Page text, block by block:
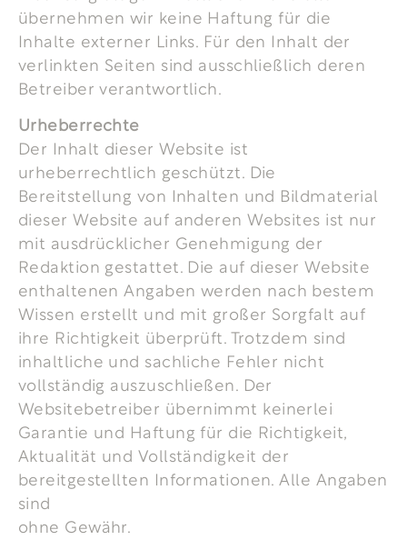
übernehmen wir keine Haftung für die
Inhalte externer Links. Für den Inhalt der
verlinkten Seiten sind ausschließlich deren
Betreiber verantwortlich.
Urheberrechte
Der Inhalt dieser Website ist
urheberrechtlich geschützt. Die
Bereitstellung von Inhalten und Bildmaterial
dieser Website auf anderen Websites ist nur
mit ausdrücklicher Genehmigung der
Redaktion gestattet. Die auf dieser Website
enthaltenen Angaben werden nach bestem
Wissen erstellt und mit großer Sorgfalt auf
ihre Richtigkeit überprüft. Trotzdem sind
inhaltliche und sachliche Fehler nicht
vollständig auszuschließen. Der
Websitebetreiber übernimmt keinerlei
Garantie und Haftung für die Richtigkeit,
Aktualität und Vollständigkeit der
bereitgestellten Informationen. Alle Angaben
sind
ohne Gewähr.